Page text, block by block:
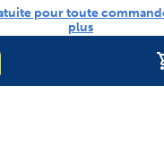
pour toute
plus